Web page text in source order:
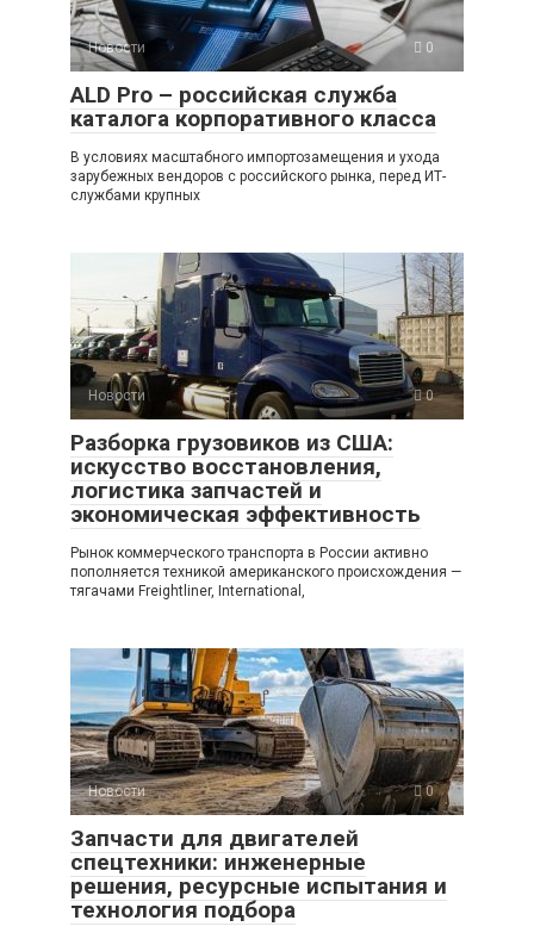
Новости 0
ALD Pro – российская служба
каталога корпоративного класса
В условиях масштабного импортозамещения и ухода
зарубежных вендоров с российского рынка, перед ИТ-
службами крупных
Новости 0
Разборка грузовиков из США:
искусство восстановления,
логистика запчастей и
экономическая эффективность
Рынок коммерческого транспорта в России активно
пополняется техникой американского происхождения —
тягачами Freightliner, International,
Новости 0
Запчасти для двигателей
спецтехники: инженерные
решения, ресурсные испытания и
технология подбора